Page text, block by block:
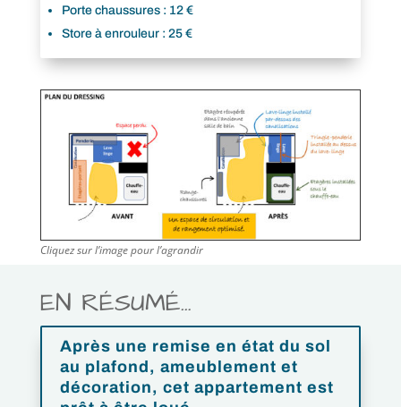
Porte chaussures : 12 €
Store à enrouleur : 25 €
Cliquez sur l’image pour l’agrandir
EN RÉSUMÉ…
Après une remise en état du sol
au plafond, ameublement et
décoration, cet appartement est